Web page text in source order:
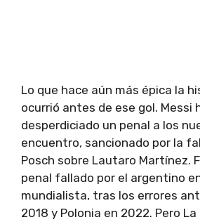
Lo que hace aún más épica la
ocurrió antes de ese gol. Messi
desperdiciado un penal a los
encuentro, sancionado por la
Posch sobre Lautaro Martínez.
penal fallado por el argentino
mundialista, tras los errores
2018 y Polonia en 2022. Pero La